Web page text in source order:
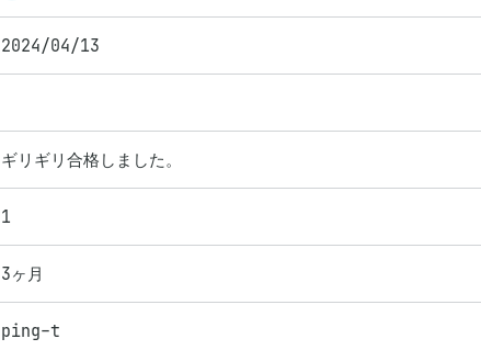
2024/04/13
ギリギリ合格しました。
1
3ヶ月
ping-t